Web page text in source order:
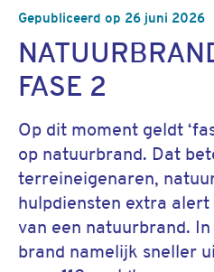
Gepubliceerd op 26 juni 2026
FASE 2
Op dit moment geldt
op natuurbrand. Dat
terreineigenaren,
hulpdiensten extra
van een natuurbrand.
brand namelijk sneller